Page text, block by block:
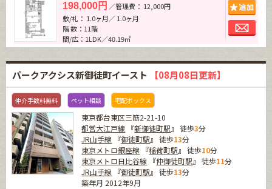
198,000円 ／管理費： 12,000円
敷/礼： 1.0ヶ月／ 1.0ヶ月
階 数：11階
間/広：1LDK／40.19㎡
パークアクシス新御徒町イースト 【08月08日更新】
仲介手数料無料 ペット相談 宅配ボックス
東京都台東区三筋2-21-10
都営大江戸線 『新御徒町駅』 徒歩3分
JR山手線 『御徒町駅』 徒歩13分
東京メトロ銀座線 『稲荷町駅』 徒歩10分
東京メトロ日比谷線 『仲御徒町駅』 徒歩11分
JR山手線 『御徒町駅』 徒歩13分
築年月 2012年9月